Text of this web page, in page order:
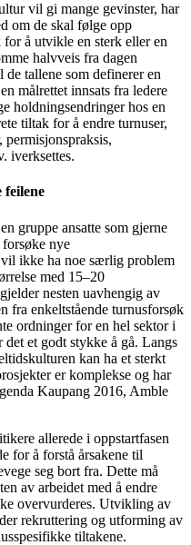
vil gi mange gevinster, har
om de skal følge opp
å utvikle en sterk eller en
halvveis fra dagen
tallene som definerer en
målrettet innsats fra ledere
holdningsendringer hos en
tiltak for å endre turnuser,
iverksettes.
feilene
gruppe ansatte som gjerne
nye
ikke ha noe særlig problem
med 15–20
nesten uavhengig av
fra enkeltstående turnusforsøk
ordninger for en hel sektor i
et godt stykke å gå. Langs
kan ha et sterkt
er komplekse og har
Kaupang 2016, Amble
allerede i oppstartfasen
for å forstå årsakene til
seg bort fra. Dette må
av arbeidet med å endre
overvurderes. Utvikling av
rekruttering og utforming av
tiltakene.